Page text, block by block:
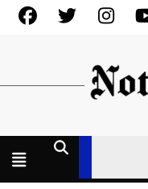
Skip
FacebookGorjeo